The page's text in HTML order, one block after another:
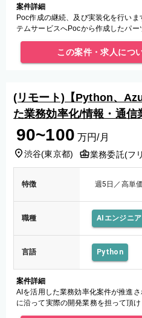
案件詳細
Poc作成の継続、及び実装化を行い
テムサービスへPocから作成したパ
ロントエンド側と、バックエンド側
この案件・求人につ
(リモート)【Python、
た業務効率化/情報・通信
90~100 万円/月
渋谷(東京都) 業務委託(フ
特徴 週5日／高単
職種 AIエンジニア
言語 Python
案件詳細
AIを活用した業務効率化案件が推進
に沿って実際の開発業務を担って頂